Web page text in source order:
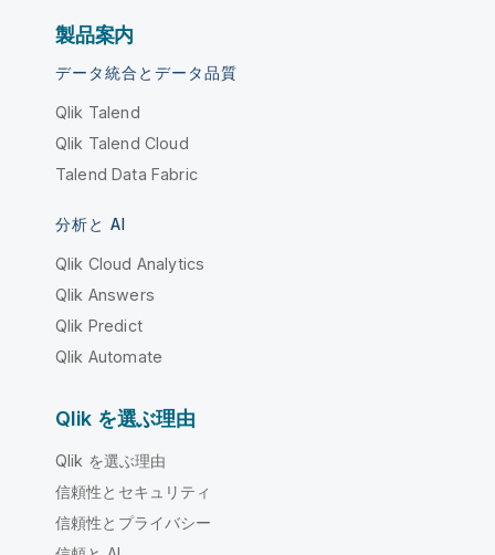
製品案内
データ統合とデータ品質
Qlik Talend
Qlik Talend Cloud
Talend Data Fabric
分析と AI
Qlik Cloud Analytics
Qlik Answers
Qlik Predict
Qlik Automate
Qlik を選ぶ理由
Qlik を選ぶ理由
信頼性とセキュリティ
信頼性とプライバシー